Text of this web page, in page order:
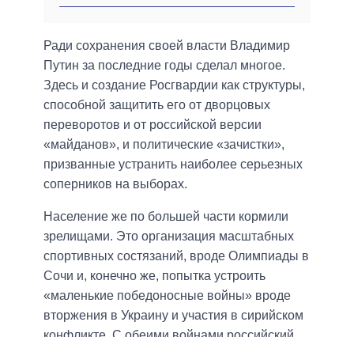
Ради сохранения своей власти Владимир
Путин за последние годы сделал многое.
Здесь и создание Росгвардии как структуры,
способной защитить его от дворцовых
переворотов и от российской версии
«майданов», и политические «зачистки»,
призванные устранить наиболее серьезных
соперников на выборах.
Население же по большей части кормили
зрелищами. Это организация масштабных
спортивных состязаний, вроде Олимпиады в
Сочи и, конечно же, попытка устроить
«маленькие победоносные войны» вроде
вторжения в Украину и участия в сирийском